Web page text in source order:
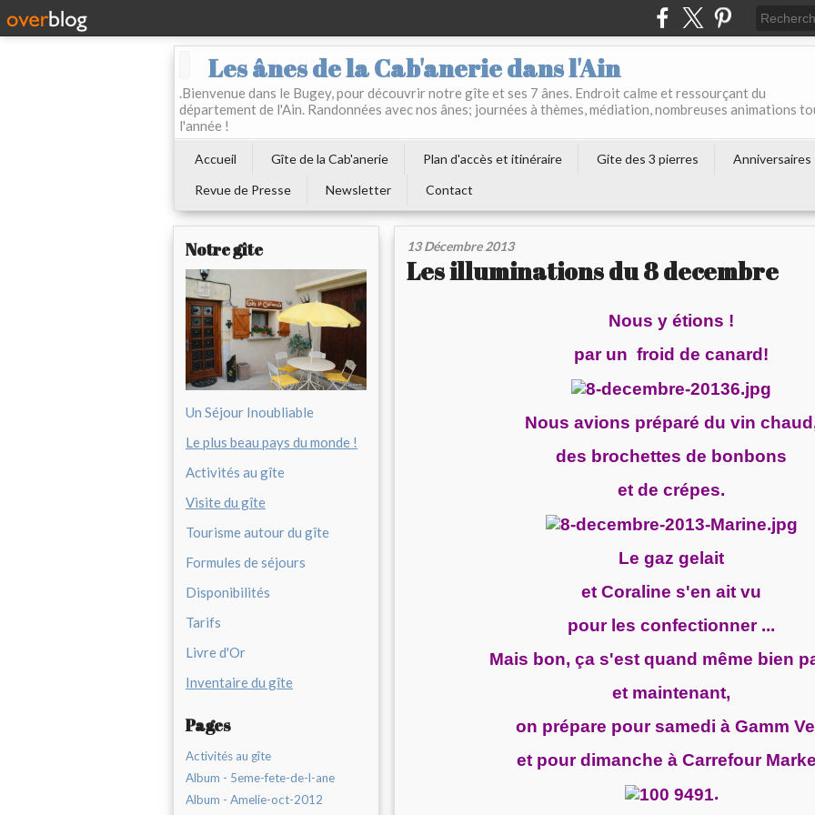
Les ânes de la Cab'anerie dans l'Ain
.Bienvenue dans le Bugey, pour découvrir notre gîte et ses 7 ânes. Endroit calme et ressourçant du
département de l'Ain. Randonnées avec nos ânes; journées à thèmes, médiation, nombreuses animations
l'année !
Accueil Gîte de la Cab'anerie Plan d'accès et itinéraire Gite des 3 pierres Anniversaires
Revue de Presse
Newsletter Contact
Notre gîte
Un Séjour Inoubliable
Le plus beau pays du monde !
Activités au gîte
Visite du gîte
Tourisme autour du gîte
Formules de séjours
Disponibilités
Tarifs
Livre d'Or
Inventaire du gîte
Pages
Activités au gîte
Album - 5eme-fete-de-l-ane
Album - Amelie-oct-2012
13 Décembre 2013
Les illuminations du 8 decembre
Nous y étions !
par un froid de canard!
Nous avions préparé du vin
des brochettes de bonbons
et de crépes.
Le gaz gelait
et Coraline s'en ait vu
pour les confectionner ...
Mais bon, ça s'est quand même bien
et maintenant,
on prépare pour samedi à Gamm
et pour dimanche à Carrefour
.